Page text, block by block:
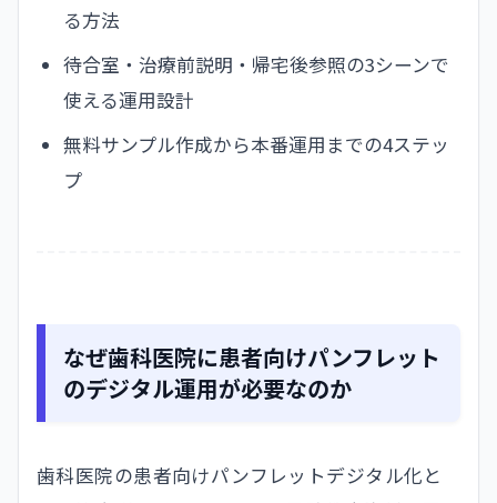
る方法
待合室・治療前説明・帰宅後参照の3シーンで
使える運用設計
無料サンプル作成から本番運用までの4ステッ
プ
なぜ歯科医院に患者向けパンフレット
のデジタル運用が必要なのか
歯科医院の患者向けパンフレットデジタル化と